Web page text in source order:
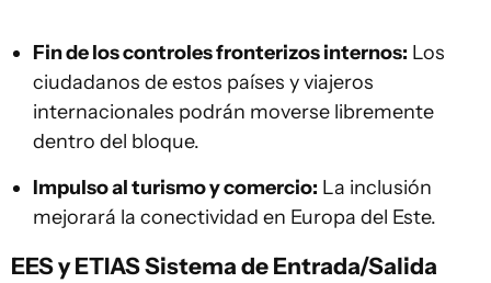
Fin de los controles fronterizos internos: Los
ciudadanos de estos países y viajeros
internacionales podrán moverse libremente
dentro del bloque.
Impulso al turismo y comercio: La inclusión
mejorará la conectividad en Europa del Este.
EES y ETIASSistema de Entrada/Salida